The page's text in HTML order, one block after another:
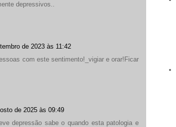
depressivos..
de 2023 às 11:42
com este sentimento!_vigiar e orar!Ficar
de 2025 às 09:49
depressão sabe o quando esta patologia e